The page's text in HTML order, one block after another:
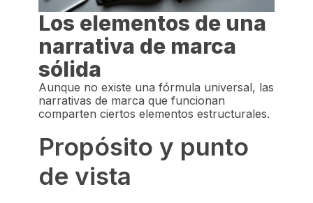
Los elementos de una
narrativa de marca
sólida
Aunque no existe una fórmula universal, las
narrativas de marca que funcionan
comparten ciertos elementos estructurales.
Propósito y punto
de vista